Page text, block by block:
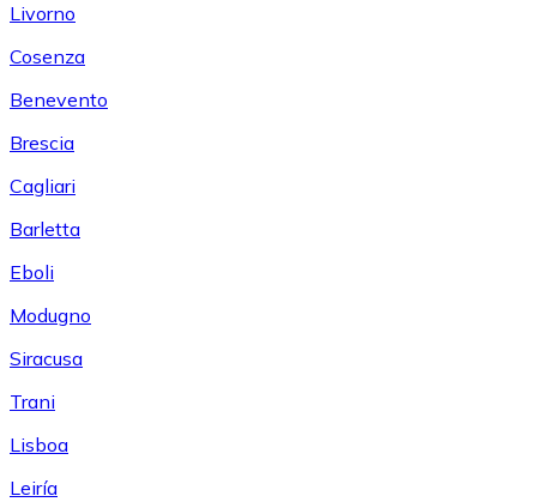
Livorno
Cosenza
Benevento
Brescia
Cagliari
Barletta
Eboli
Modugno
Siracusa
Trani
Lisboa
Leiría